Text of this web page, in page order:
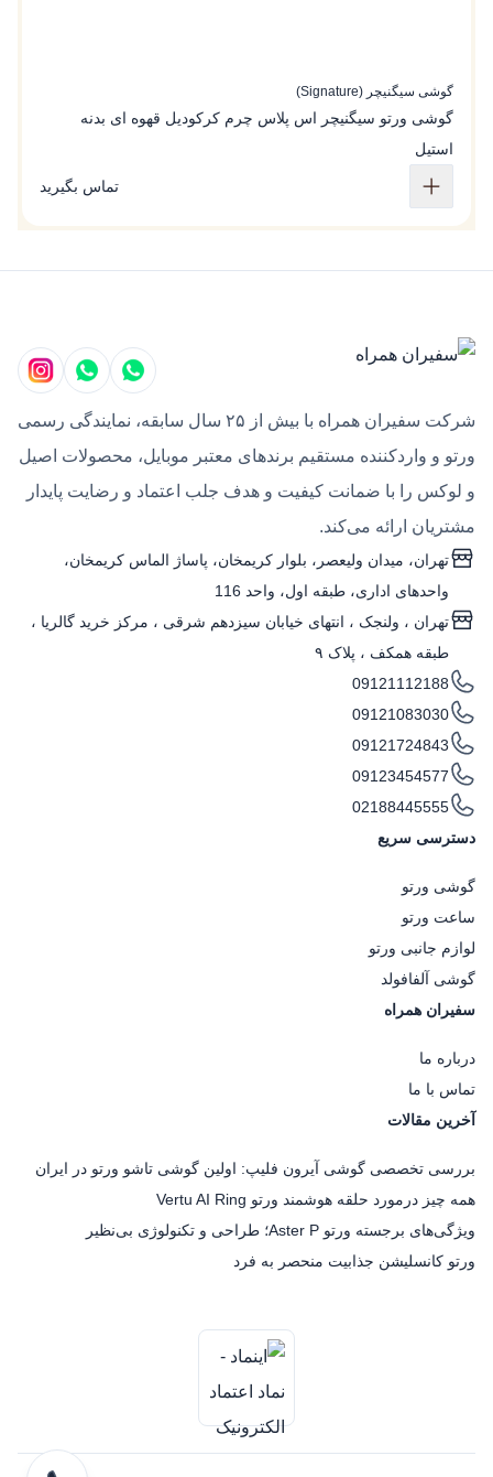
گوشی سیگنیچر (Signature)
گوشی ورتو سیگنیچر اس پلاس چرم کرکودیل قهوه ای بدنه
استیل
تماس بگیرید
شرکت سفیران همراه با بیش از ۲۵ سال سابقه، نمایندگی رسمی
ورتو و واردکننده مستقیم برندهای معتبر موبایل، محصولات اصیل
و لوکس را با ضمانت کیفیت و هدف جلب اعتماد و رضایت پایدار
مشتریان ارائه می‌کند.
تهران، میدان ولیعصر، بلوار کریمخان، پاساژ الماس کریمخان،
واحدهای اداری، طبقه اول، واحد 116
تهران ، ولنجک‌ ، انتهای خیابان سیزدهم شرقی ، مرکز خرید گالریا ،
طبقه همکف ، پلاک ۹
09121112188
09121083030
09121724843
09123454577
02188445555
دسترسی سریع
گوشی ورتو
ساعت ورتو
لوازم جانبی ورتو
گوشی آلفافولد
سفیران همراه
درباره ما
تماس با ما
آخرین مقالات
بررسی تخصصی گوشی آیرون فلیپ: اولین گوشی تاشو ورتو در ایران
همه چیز درمورد حلقه هوشمند ورتو Vertu AI Ring
ویژگی‌های برجسته ورتو Aster P؛ طراحی و تکنولوژی بی‌نظیر
ورتو کانسلیشن جذابیت منحصر به فرد